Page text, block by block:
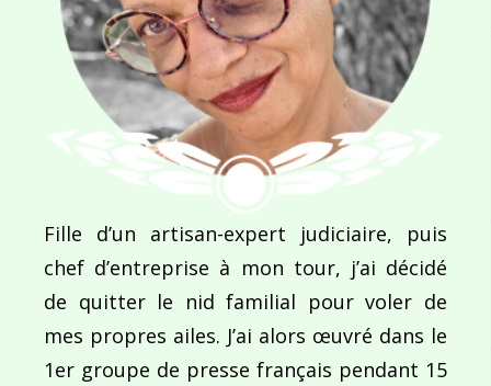
Ce site utilise Akismet pour réduire les
commentaires sont traitées.
Navigation
l’article
PUBLIÉ DANS
Iron Scultp
Fille d’un artisan-expert judiciaire, puis
chef d’entreprise à mon tour, j’ai décidé
de quitter le nid familial pour voler de
mes propres ailes. J’ai alors œuvré dans le
1er groupe de presse français pendant 15